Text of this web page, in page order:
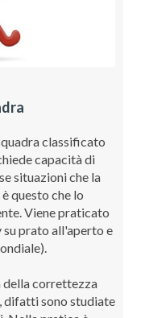
classificato
capacità di
situazioni che la
questo che lo
Viene praticato
prato all'aperto e
della correttezza
difatti sono studiate